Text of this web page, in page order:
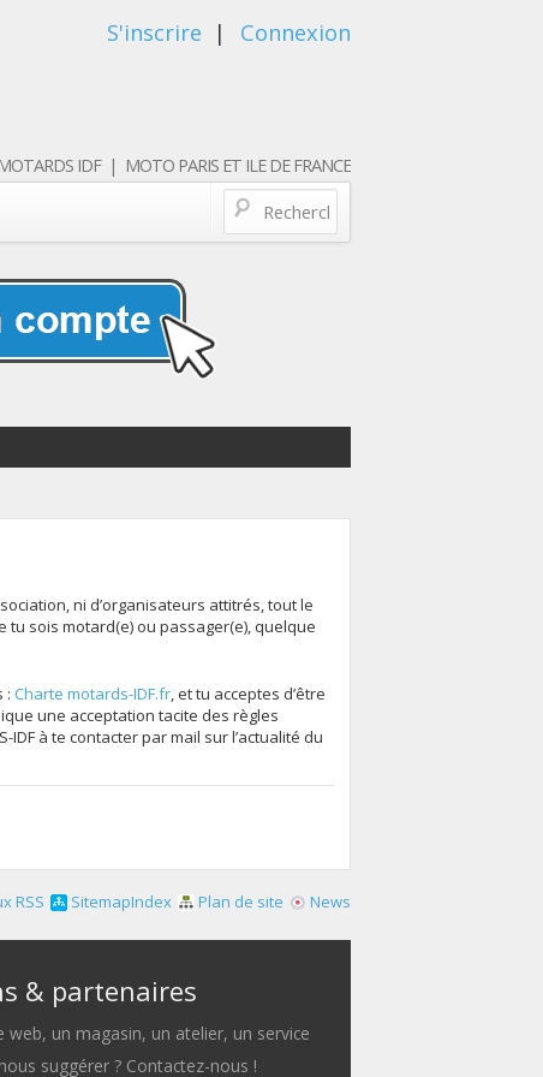
S'inscrire | Connexion
IDF | MOTO PARIS ET ILE DE FRANCE
ni d’organisateurs attitrés, tout le
sois motard(e) ou passager(e), quelque
: Charte motards-IDF.fr, et tu acceptes d’être
une acceptation tacite des règles
à te contacter par mail sur l’actualité du
News
Plan de site
SitemapIndex
RSS
& partenaires
web, un magasin, un atelier, un service
suggérer ? Contactez-nous !